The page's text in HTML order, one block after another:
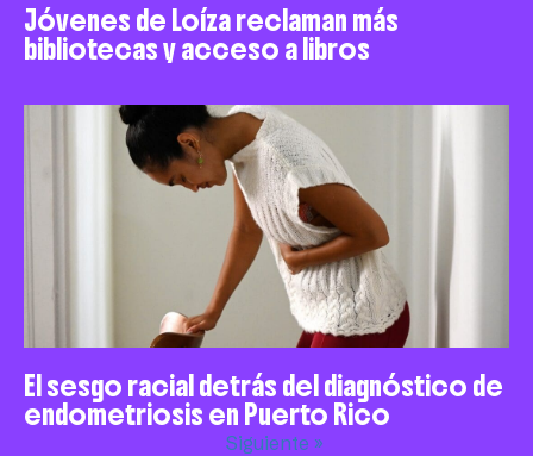
Jóvenes de Loíza reclaman más
bibliotecas y acceso a libros
El sesgo racial detrás del diagnóstico de
endometriosis en Puerto Rico
Siguiente »